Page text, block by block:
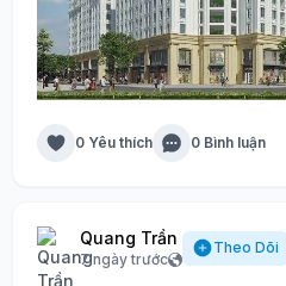
0 Yêu thích 0 Bình luận
Quang Trần
7 ngày trước
Theo Dõi